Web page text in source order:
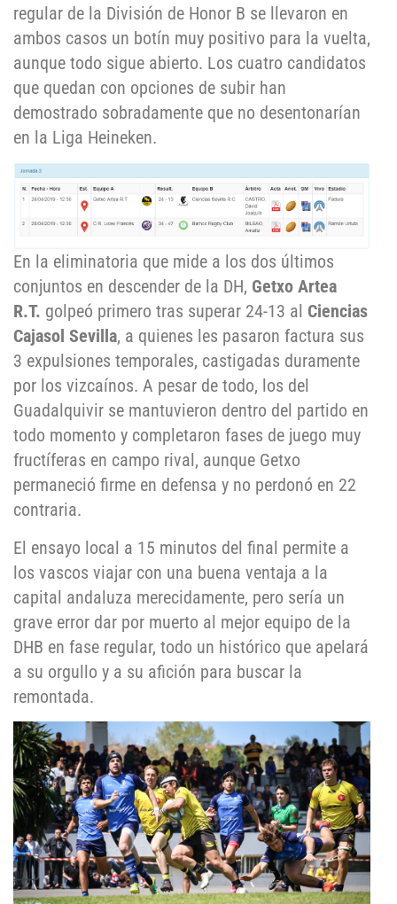
regular de la División de Honor B se llevaron en
ambos casos un botín muy positivo para la vuelta,
aunque todo sigue abierto. Los cuatro candidatos
que quedan con opciones de subir han
demostrado sobradamente que no desentonarían
en la Liga Heineken.
En la eliminatoria que mide a los dos últimos
conjuntos en descender de la DH, Getxo Artea
R.T. golpeó primero tras superar 24-13 al Ciencias
Cajasol Sevilla, a quienes les pasaron factura sus
3 expulsiones temporales, castigadas duramente
por los vizcaínos. A pesar de todo, los del
Guadalquivir se mantuvieron dentro del partido en
todo momento y completaron fases de juego muy
fructíferas en campo rival, aunque Getxo
permaneció firme en defensa y no perdonó en 22
contraria.
El ensayo local a 15 minutos del final permite a
los vascos viajar con una buena ventaja a la
capital andaluza merecidamente, pero sería un
grave error dar por muerto al mejor equipo de la
DHB en fase regular, todo un histórico que apelará
a su orgullo y a su afición para buscar la
remontada.